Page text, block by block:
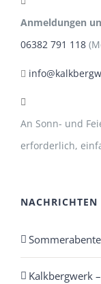
Anmeldungen
06382 791 118
An Sonn- und
erforderlich,
NACHRICHTEN
Kalkbergwerk